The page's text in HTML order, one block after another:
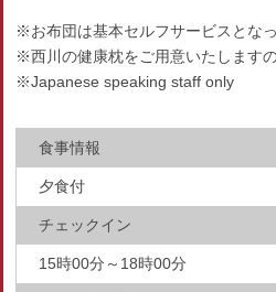
※お布団は基本セルフサービスとな
※西川の健康枕をご用意いたします
※Japanese speaking staff only
食事情報
夕食付
チェックイン
15時00分～18時00分